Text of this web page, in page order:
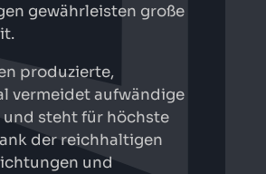
gewährleisten große
produzierte,
vermeidet aufwändige
steht für höchste
der reichhaltigen
und